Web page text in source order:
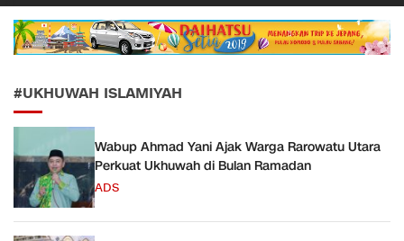
#UKHUWAH ISLAMIYAH
Wabup Ahmad Yani Ajak Warga Rarowatu Utara
Perkuat Ukhuwah di Bulan Ramadan
ADS